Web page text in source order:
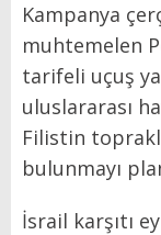
Kampanya
muhtemelen
tarifeli uçuş
uluslararası
Filistin
bulunmayı
İsrail karşıtı